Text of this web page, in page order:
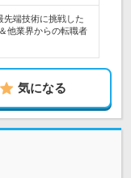
先端技術に挑戦した
他業界からの転職者
気になる